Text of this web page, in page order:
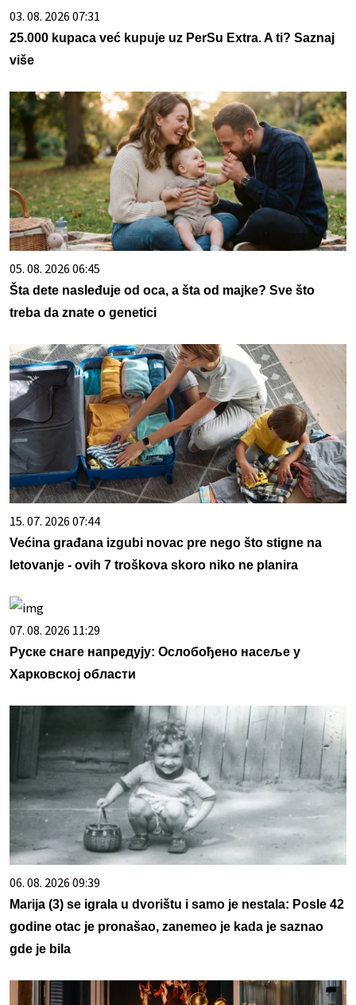
03. 08. 2026 07:31
25.000 kupaca već kupuje uz PerSu Extra. A ti? Saznaj
više
05. 08. 2026 06:45
Šta dete nasleđuje od oca, a šta od majke? Sve što
treba da znate o genetici
15. 07. 2026 07:44
Većina građana izgubi novac pre nego što stigne na
letovanje - ovih 7 troškova skoro niko ne planira
07. 08. 2026 11:29
Руске снаге напредују: Ослобођено насеље у
Харковској области
06. 08. 2026 09:39
Marija (3) se igrala u dvorištu i samo je nestala: Posle 42
godine otac je pronašao, zanemeo je kada je saznao
gde je bila